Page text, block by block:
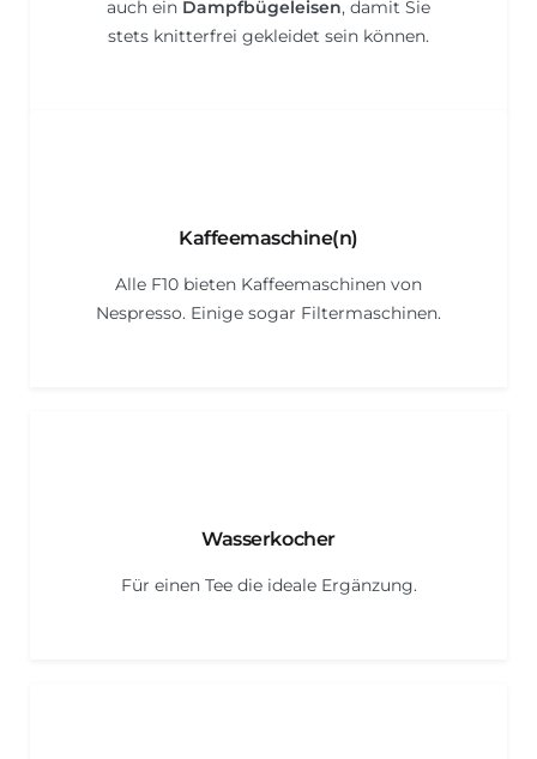
auch ein Dampfbügeleisen, damit Sie
stets knitterfrei gekleidet sein können.
Kaffeemaschine(n)
Alle F10 bieten Kaffeemaschinen von
Nespresso. Einige sogar Filtermaschinen.
Wasserkocher
Für einen Tee die ideale Ergänzung.